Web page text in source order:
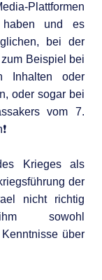
Plattformen
und es
bei der
Beispiel bei
Inhalten oder
oder sogar bei
vom 7.
Krieges als
der
nicht richtig
sowohl
über